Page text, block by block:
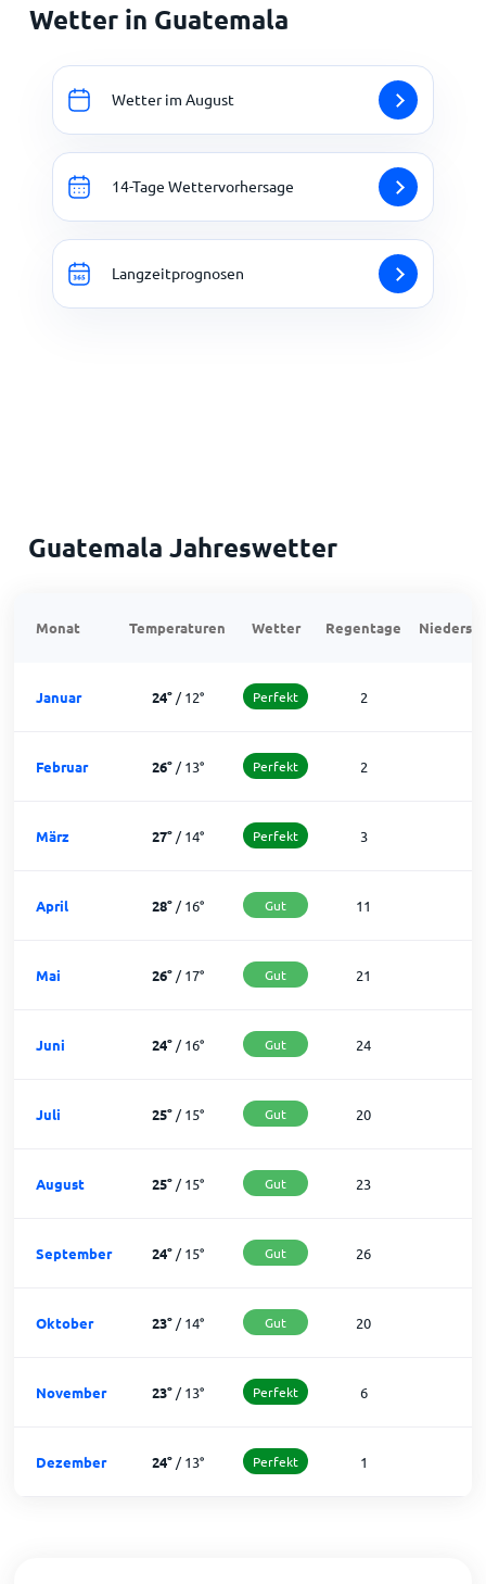
Wetter in Guatemala
Wetter im August
14-Tage Wettervorhersage
Langzeitprognosen
Guatemala Jahreswetter
Monat Temperaturen Wetter Regentage
Januar 24°/12° Perfekt 2
Februar 26°/13° Perfekt 2
März 27°/14° Perfekt 3
April 28°/16° Gut 11
Mai 26°/17° Gut 21
Juni 24°/16° Gut 24
Juli 25°/15° Gut 20
August 25°/15° Gut 23
September 24°/15° Gut 26
Oktober 23°/14° Gut 20
November 23°/13° Perfekt 6
Dezember 24°/13° Perfekt 1